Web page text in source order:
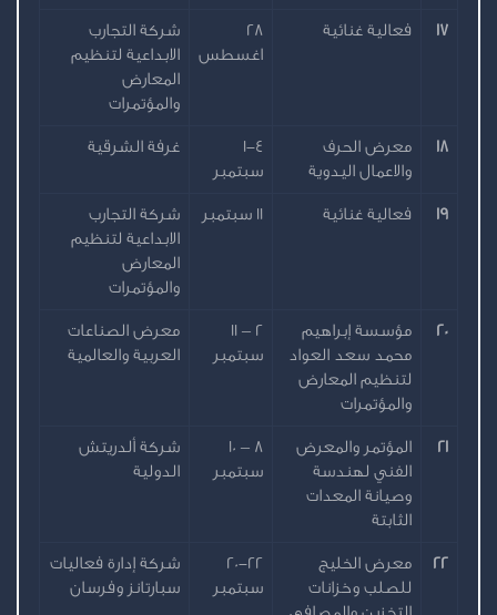
17 فعالية غنائية
28
اغسطس
شركة التجارب
الابداعية لتنظيم
المعارض
والمؤتمرات
18
معرض الحرف
والاعمال اليدوية
1-4
سبتمبر
غرفة الشرقية
19 فعالية غنائية 11 سبتمبر
شركة التجارب
الابداعية لتنظيم
المعارض
والمؤتمرات
20
مؤسسة إبراهيم
محمد سعد العواد
لتنظيم المعارض
والمؤتمرات
2 – 11
سبتمبر
معرض الصناعات
العربية والعالمية
21
المؤتمر والمعرض
الفني لهندسة
وصيانة المعدات
الثابتة
8 – 10
سبتمبر
شركة ألدريتش
الدولية
22
معرض الخليج
للصلب وخزانات
20-22
سبتمبر
شركة إدارة فعاليات
سبارتانز وفرسان